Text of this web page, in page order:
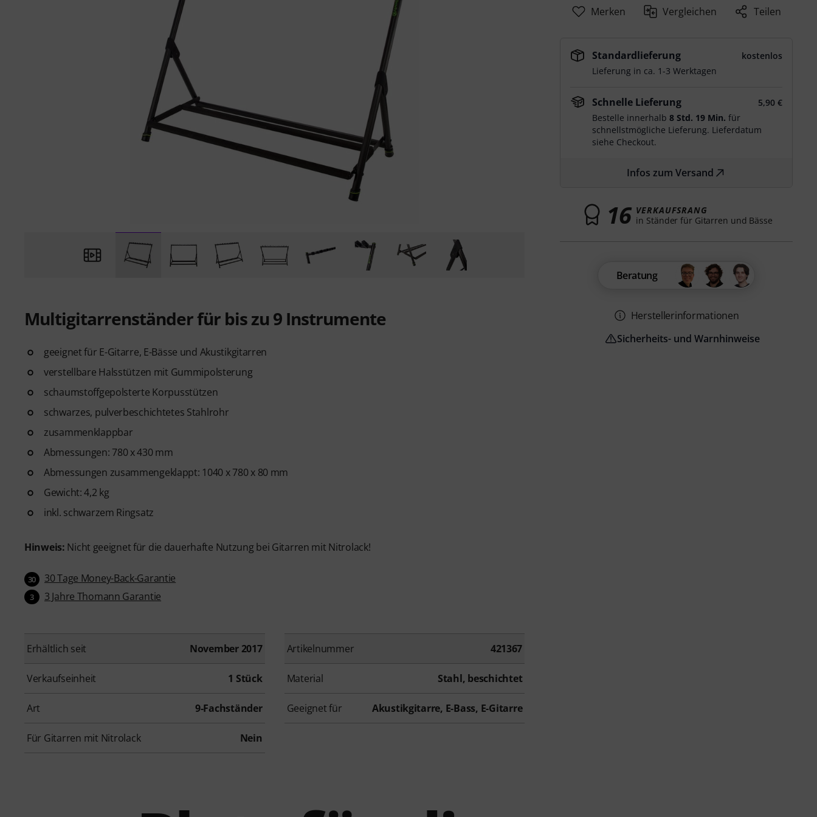
Multigitarrenständer für bis zu 9 Instrumente
geeignet für E-Gitarre, E-Bässe und Akustikgitarren
verstellbare Halsstützen mit Gummipolsterung
schaumstoffgepolsterte Korpusstützen
schwarzes, pulverbeschichtetes Stahlrohr
zusammenklappbar
Abmessungen: 780 x 430 mm
Abmessungen zusammengeklappt: 1040 x 780 x 80 mm
Gewicht: 4,2 kg
inkl. schwarzem Ringsatz
Hinweis: Nicht geeignet für die dauerhafte Nutzung bei Gitarren mit Nitrolack!
30 30 Tage Money-Back-Garantie
3 3 Jahre Thomann Garantie
Erhältlich seit November 2017 Artikelnummer 421367
Verkaufseinheit 1 Stück Material Stahl, beschichtet
Art 9-Fachständer Geeignet für Akustikgitarre, E-Bass, E-Gitarre
Für Gitarren mit Nitrolack Nein
Merken Vergleichen Teilen
Standardlieferung
kostenlos
Lieferung in ca. 1-3 Werktagen
Schnelle Lieferung
5,90 €
Bestelle innerhalb8 Std. 19 Min. für
schnellstmögliche Lieferung. Lieferdatum
siehe Checkout.
Infos zum Versand
16 VERKAUFSRANG
in Ständer für Gitarren und Bässe
Beratung
Herstellerinformationen
Sicherheits- und Warnhinweise